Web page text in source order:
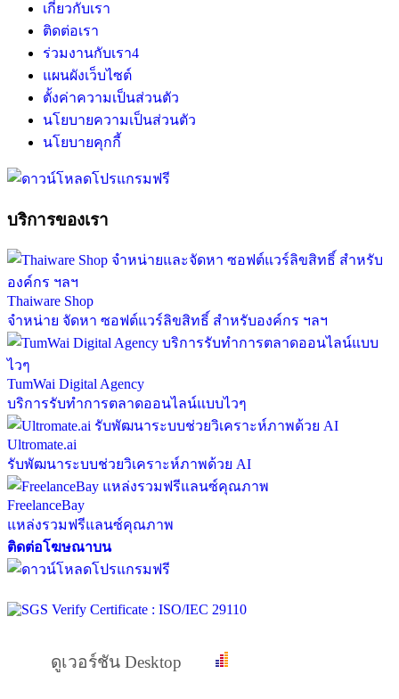
เกี่ยวกับเรา
ติดต่อเรา
ร่วมงานกับเรา4
แผนผังเว็บไซต์
ตั้งค่าความเป็นส่วนตัว
นโยบายความเป็นส่วนตัว
นโยบายคุกกี้
บริการของเรา
Thaiware Shop
จำหน่าย จัดหา ซอฟต์แวร์ลิขสิทธิ์ สำหรับองค์กร ฯลฯ
TumWai Digital Agency
บริการรับทำการตลาดออนไลน์แบบไวๆ
Ultromate.ai
รับพัฒนาระบบช่วยวิเคราะห์ภาพด้วย AI
FreelanceBay
แหล่งรวมฟรีแลนซ์คุณภาพ
ติดต่อโฆษณาบน
ดูเวอร์ชัน Desktop